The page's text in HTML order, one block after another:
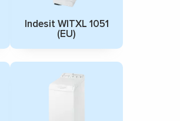
Indesit WITXL 1051
(EU)